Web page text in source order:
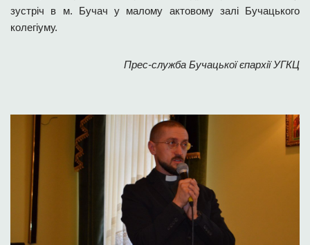
зустріч в м. Бучач у малому актовому залі Бучацького
колегіуму.
Прес-служба Бучацької єпархії УГКЦ